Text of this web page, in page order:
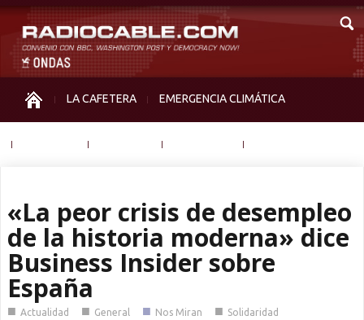
LA CAFETERA EMERGENCIA CLIMÁTICA
«La peor crisis de desempleo
de la historia moderna» dice
Business Insider sobre
España
■ Actualidad ■ General ■ Nos Miran ■ Solidaridad